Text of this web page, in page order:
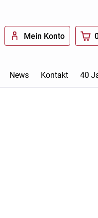
Mein Konto
News Kontakt 40